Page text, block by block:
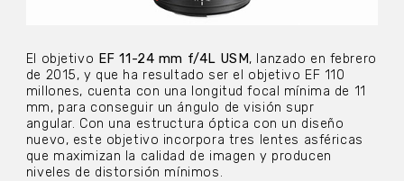
El objetivo EF 11-24 mm f/4L USM, lanzado en febrero
de 2015, y que ha resultado ser el objetivo EF 110
millones, cuenta con una longitud focal mínima de 11
mm, para conseguir un ángulo de visión supr
angular. Con una estructura óptica con un diseño
nuevo, este objetivo incorpora tres lentes asféricas
que maximizan la calidad de imagen y producen
niveles de distorsión mínimos.